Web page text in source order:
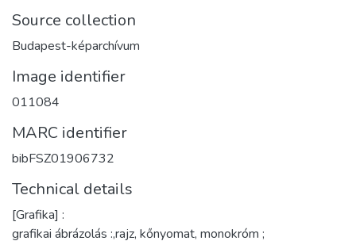
Source collection
Budapest-képarchívum
Image identifier
011084
MARC identifier
bibFSZ01906732
Technical details
[Grafika] :
grafikai ábrázolás :,rajz, kőnyomat, monokróm ;